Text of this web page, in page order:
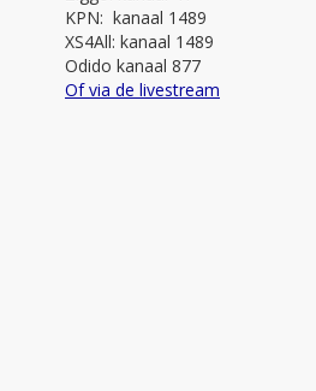
KPN: kanaal 1489
XS4All: kanaal 1489
Odido kanaal 877
Of via de livestream